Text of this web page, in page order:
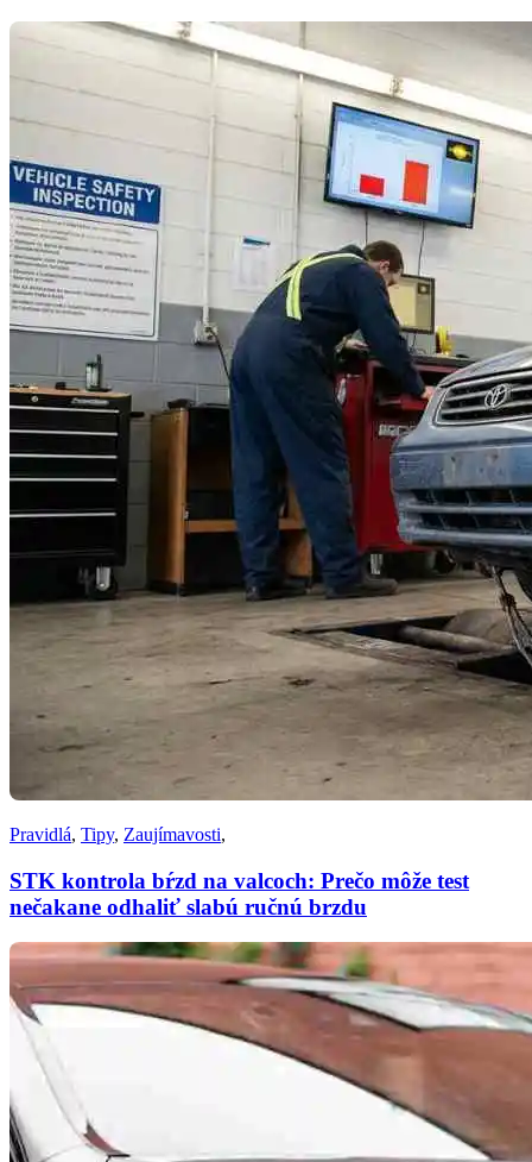
Pravidlá, Tipy, Zaujímavosti,
STK kontrola bŕzd na valcoch: Prečo môže test
nečakane odhaliť slabú ručnú brzdu